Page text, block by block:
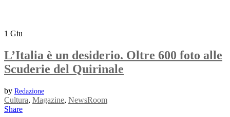
1 Giu
L’Italia è un desiderio. Oltre 600 foto alle
Scuderie del Quirinale
by Redazione
Cultura, Magazine, NewsRoom
Share